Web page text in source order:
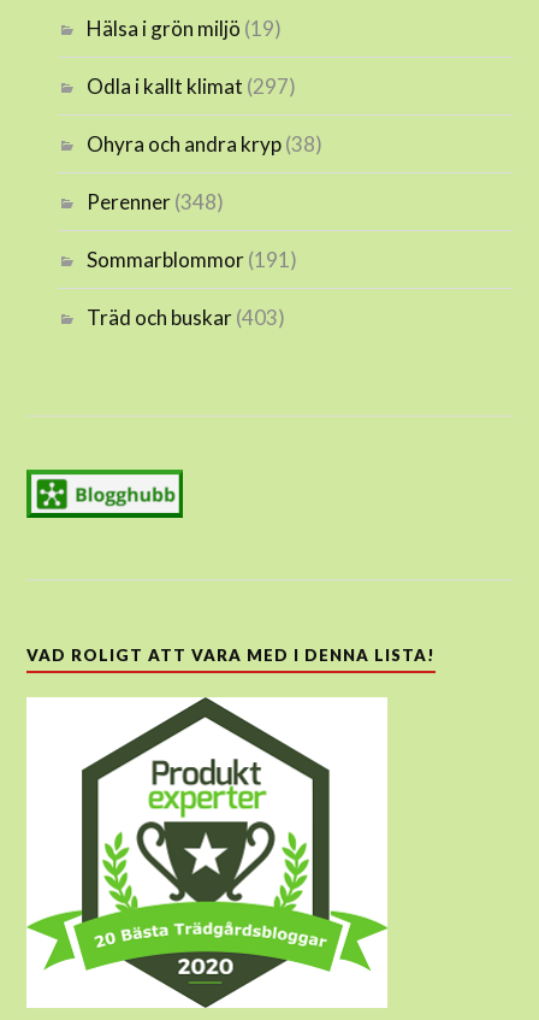
Hälsa i grön miljö (19)
Odla i kallt klimat (297)
Ohyra och andra kryp(38)
Perenner(348)
Sommarblommor(191)
Träd och buskar(403)
VAD ROLIGT ATT VARA MED I DENNA LISTA!